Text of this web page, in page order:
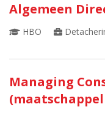
Algemeen
HBO
Managing